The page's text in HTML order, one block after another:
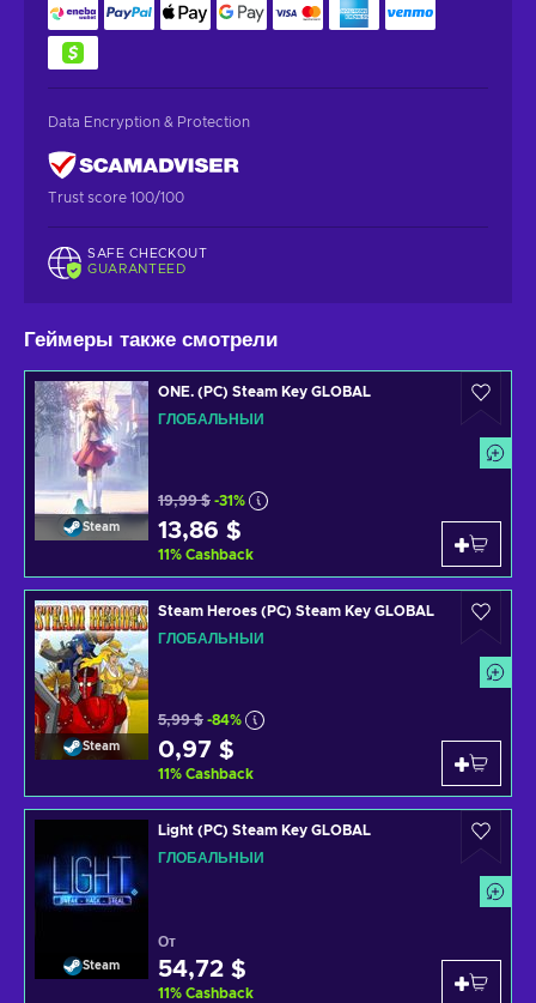
Data Encryption & Protection
Trust score 100/100
SAFE CHECKOUT
GUARANTEED
Геймеры также смотрели
Steam
ONE. (PC) Steam Key GLOBAL
ГЛОБАЛЬНЫЙ
19,99 $ -31%
13,86 $
11% Cashback
Steam
Steam Heroes (PC) Steam Key GLOBAL
ГЛОБАЛЬНЫЙ
5,99 $ -84%
0,97 $
11% Cashback
Steam
Light (PC) Steam Key GLOBAL
ГЛОБАЛЬНЫЙ
От
54,72 $
11% Cashback